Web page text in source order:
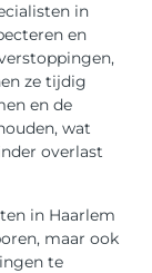
in
en
ze tijdig
en de
wat
overlast
in Haarlem
maar ook
te